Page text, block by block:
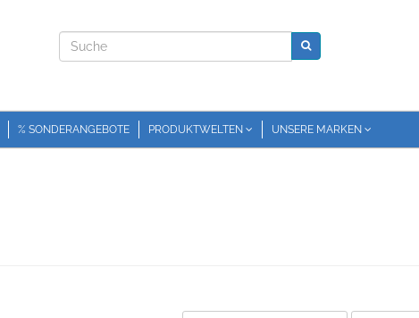
% SONDERANGEBOTE PRODUKTWELTEN UNSERE MARKEN